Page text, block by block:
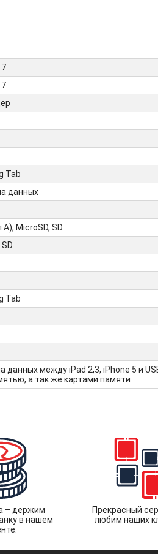
Tab
данных
А), MicroSD, SD
Tab
данных между iPad 2,3, iPhone 5 и
а так же картами памяти
– держим
в нашем
Прекрасный
любим наших